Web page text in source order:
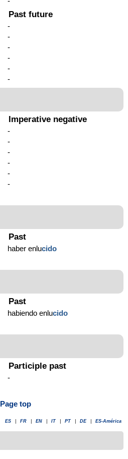
Past future
-
-
-
-
-
-
Imperative negative
-
-
-
-
-
-
Past
haber enlucido
Past
habiendo enlucido
Participle past
-
Page top
ES FR EN IT PT DE ES-América